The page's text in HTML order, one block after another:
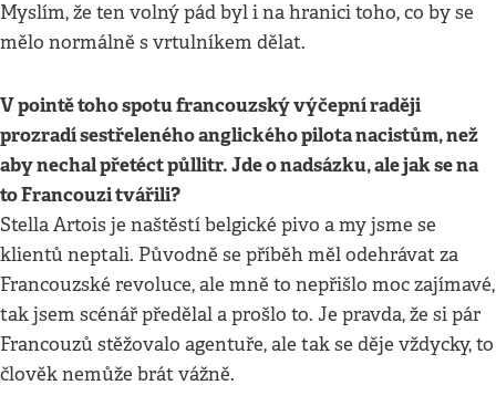
Myslím, že ten volný pád byl i na hranici toho, co by se
mělo normálně s vrtulníkem dělat.
V pointě toho spotu francouzský výčepní raději
prozradí sestřeleného anglického pilota nacistům, než
aby nechal přetéct půllitr. Jde o nadsázku, ale jak se na
to Francouzi tvářili?
Stella Artois je naštěstí belgické pivo a my jsme se
klientů neptali. Původně se příběh měl odehrávat za
Francouzské revoluce, ale mně to nepřišlo moc zajímavé,
tak jsem scénář předělal a prošlo to. Je pravda, že si pár
Francouzů stěžovalo agentuře, ale tak se děje vždycky, to
člověk nemůže brát vážně.